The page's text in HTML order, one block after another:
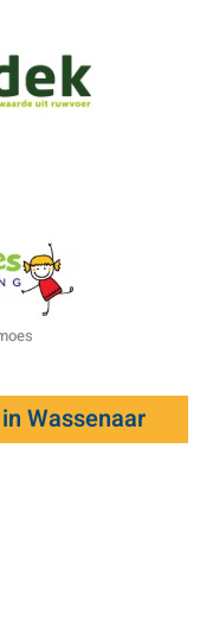
Wassenaar